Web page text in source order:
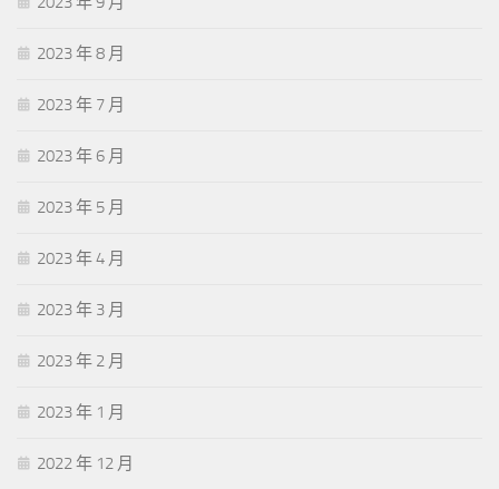
2023 年 8 月
2023 年 7 月
2023 年 6 月
2023 年 5 月
2023 年 4 月
2023 年 3 月
2023 年 2 月
2023 年 1 月
2022 年 12 月